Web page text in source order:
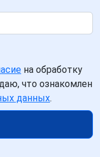
на обработку
что ознакомлен
данных.